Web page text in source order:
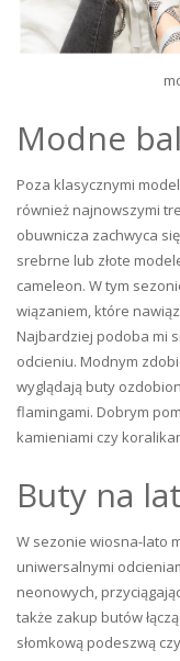
Modne
Poza klasycznymi
również najnowszymi
obuwnicza zachwyca
srebrne lub złote
cameleon. W tym
wiązaniem, które
Najbardziej podoba mi
odcieniu. Modnym
wyglądają buty
flamingami. Dobrym
kamieniami czy
Buty na
W sezonie wiosna-lato
uniwersalnymi
neonowych,
także zakup butów
słomkową podeszwą